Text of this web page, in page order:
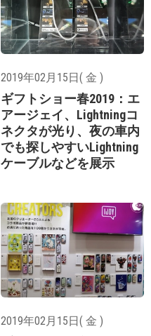
2019年02月15日( 金 )
ギフトショー春2019：エ
アージェイ、Lightningコ
ネクタが光り、夜の車内
でも探しやすいLightning
ケーブルなどを展示
2019年02月15日( 金 )